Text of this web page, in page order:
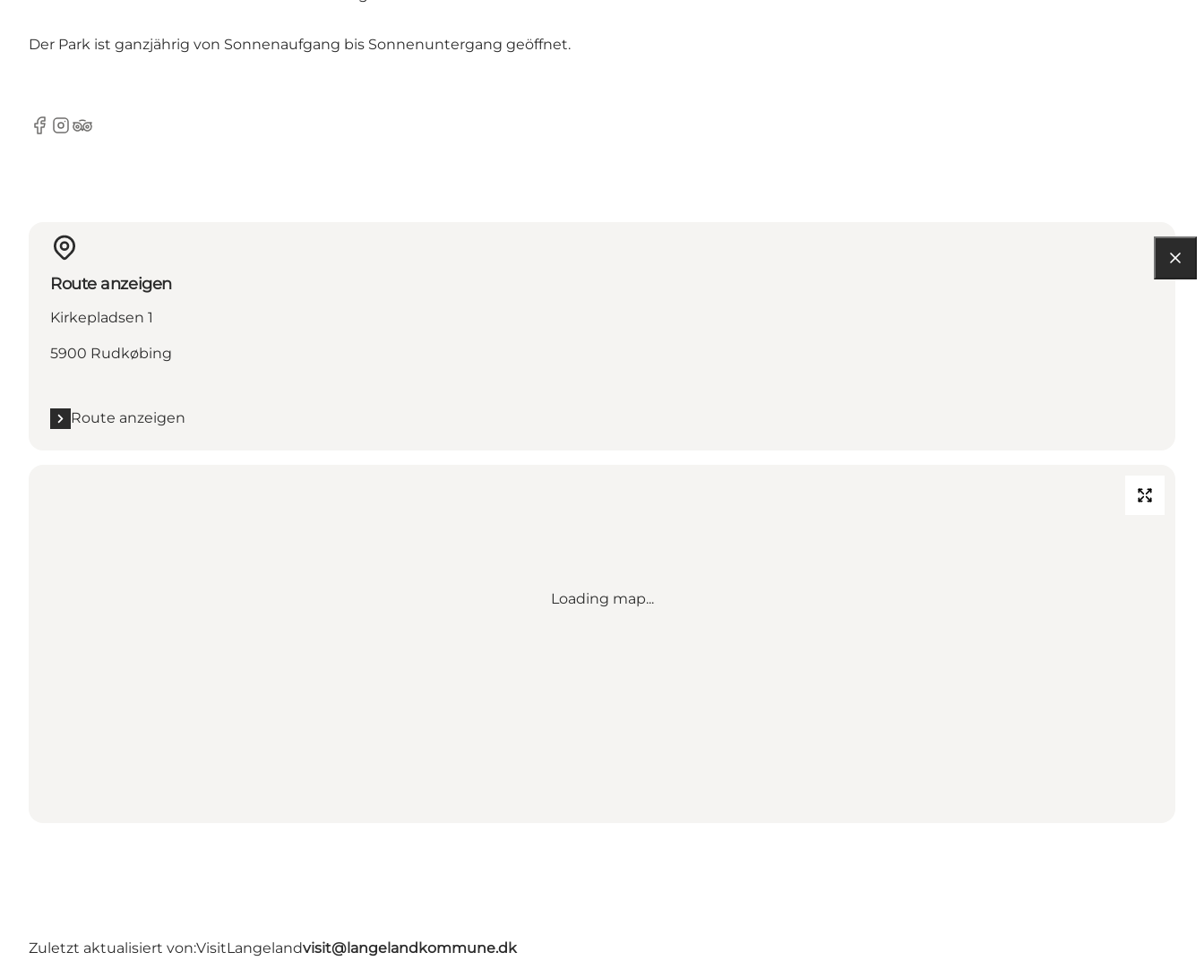
Der Park ist ganzjährig von Sonnenaufgang bis Sonnenuntergang geöffnet.
Facebook
Instagram
Tripadvisor
Route anzeigen
Kirkepladsen 1
5900 Rudkøbing
Route anzeigen
Loading map...
Zuletzt aktualisiert von:VisitLangelandvisit@langelandkommune.dk